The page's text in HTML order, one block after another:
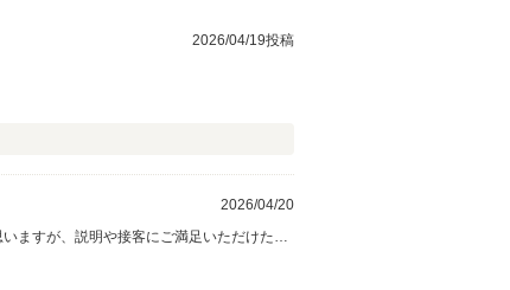
2026/04/19投稿
2026/04/20
ますが、説明や接客にご満足いただけたと